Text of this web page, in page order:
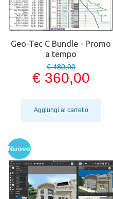
Geo-Tec C Bundle - Promo
a tempo
€ 480,00
€ 360,00
Aggiungi al carrello
Nuovo